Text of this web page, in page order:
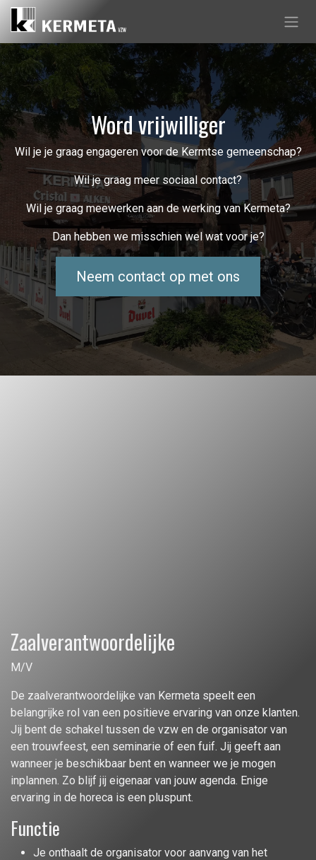
Overslaan naar inhoud
Word vrijwilliger
Wil je je graag engageren voor de Kermtse gemeenschap?
Wil je graag meer sociaal contact?
Wil je graag meewerken aan de werking van Kermeta?
Dan hebben we misschien wel wat voor je?
Neem contact op met ons
Zaalverantwoordelijke
M/V
De zaalverantwoordelijke van Kermeta speelt een
belangrijke rol van een positieve ervaring van onze klanten.
Jij bent de schakel tussen de vzw en de organisator van
een trouwfeest, een seminarie of een fuif. Jij geeft aan
wanneer je beschikbaar bent en wanneer we je mogen
inplannen. Zo blijf jij eigenaar van jouw agenda. Enige
ervaring in de horeca is een pluspunt.
Functie
Je onthaalt de organisator voor aanvang van het